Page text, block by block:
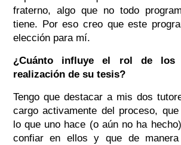
fraterno, algo que no todo
tiene. Por eso creo que este
elección para mí.
¿Cuánto influye el rol de
realización de su tesis?
Tengo que destacar a mis dos
cargo activamente del proceso,
lo que uno hace (o aún no ha
confiar en ellos y que de